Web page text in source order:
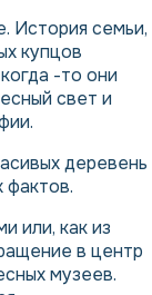
История семьи,
купцов
-то они
свет и
деревень
фактов.
или, как из
в центр
музеев.